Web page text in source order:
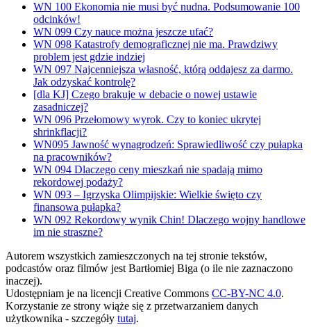
WN 100 Ekonomia nie musi być nudna. Podsumowanie 100
odcinków!
WN 099 Czy nauce można jeszcze ufać?
WN 098 Katastrofy demograficznej nie ma. Prawdziwy
problem jest gdzie indziej
WN 097 Najcenniejsza własność, którą oddajesz za darmo.
Jak odzyskać kontrolę?
[dla KJ] Czego brakuje w debacie o nowej ustawie
zasadniczej?
WN 096 Przełomowy wyrok. Czy to koniec ukrytej
shrinkflacji?
WN095 Jawność wynagrodzeń: Sprawiedliwość czy pułapka
na pracowników?
WN 094 Dlaczego ceny mieszkań nie spadają mimo
rekordowej podaży?
WN 093 – Igrzyska Olimpijskie: Wielkie święto czy
finansowa pułapka?
WN 092 Rekordowy wynik Chin! Dlaczego wojny handlowe
im nie straszne?
Autorem wszystkich zamieszczonych na tej stronie tekstów,
podcastów oraz filmów jest Bartłomiej Biga (o ile nie zaznaczono
inaczej).
Udostępniam je na licencji Creative Commons CC-BY-NC 4.0.
Korzystanie ze strony wiąże się z przetwarzaniem danych
użytkownika - szczegóły tutaj.